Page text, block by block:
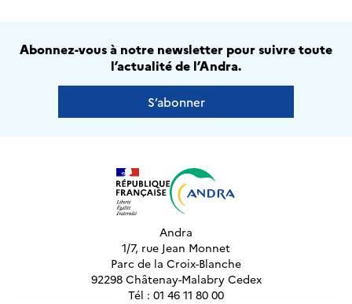
Abonnez-vous à notre newsletter pour suivre toute
l’actualité de l’Andra.
S’abonner
Andra
1/7, rue Jean Monnet
Parc de la Croix-Blanche
92298 Châtenay-Malabry Cedex
Tél : 01 46 11 80 00